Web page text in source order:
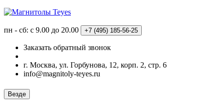
пн - сб: с 9.00 до 20.00 +7 (495) 185-56-25
Заказать обратный звонок
г. Москва, ул. Горбунова, 12, корп. 2, стр. 6
info@magnitoly-teyes.ru
Везде